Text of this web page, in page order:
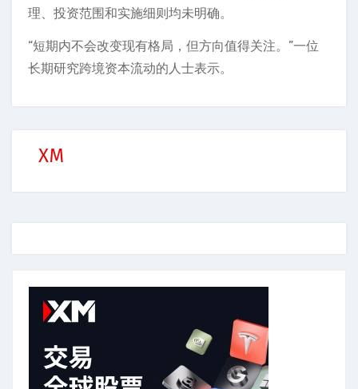
理、投资范围和实施细则均未明确。
“短期内不会改变现有格局，但方向值得关注。”一位
长期研究跨境资本流动的人士表示。
XM